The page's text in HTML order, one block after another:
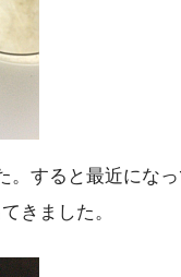
。すると最近にな
きました。